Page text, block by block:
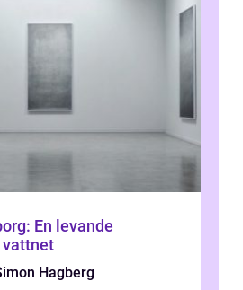
En levande
vattnet
Hagberg